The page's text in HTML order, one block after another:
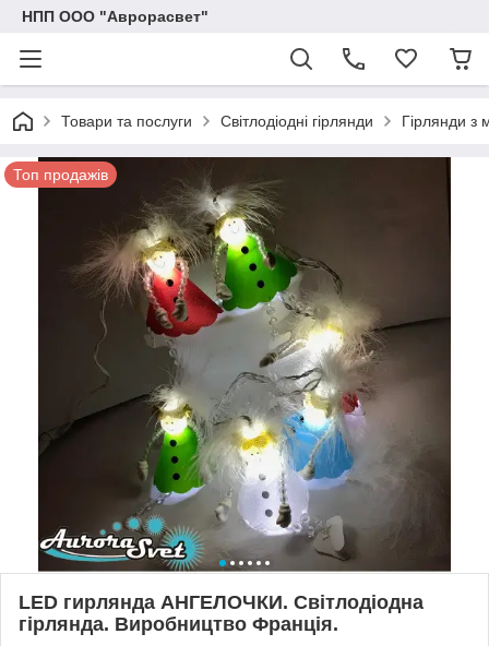
НПП ООО "Аврорасвет"
Товари та послуги Світлодіодні гірлянди Гірлянди з
Топ продажів
LED гирлянда АНГЕЛОЧКИ. Світлодіодна
гірлянда. Виробництво Франція.